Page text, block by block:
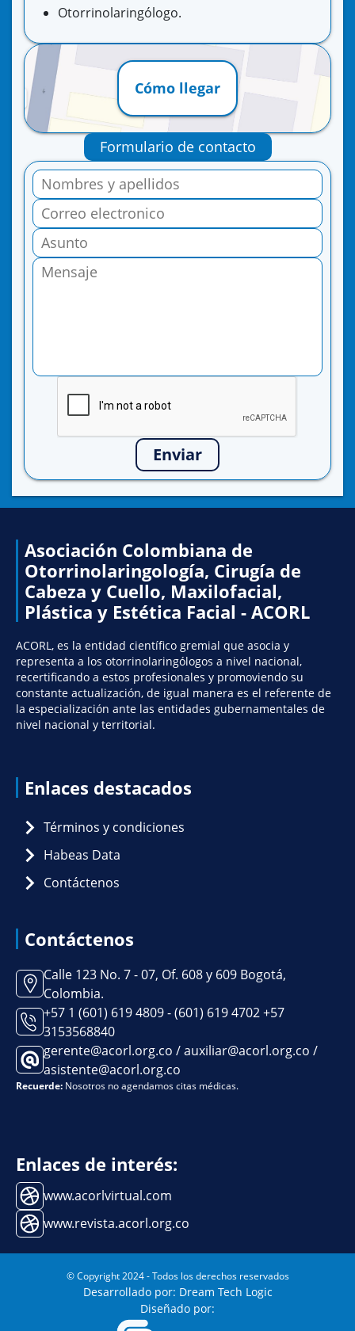
Otorrinolaringólogo.
Cómo llegar
Formulario de contacto
Enviar
Asociación Colombiana de
Otorrinolaringología, Cirugía de
Cabeza y Cuello, Maxilofacial,
Plástica y Estética Facial - ACORL
ACORL, es la entidad científico gremial que asocia y
representa a los otorrinolaringólogos a nivel nacional,
recertificando a estos profesionales y promoviendo su
constante actualización, de igual manera es el referente de
la especialización ante las entidades gubernamentales de
nivel nacional y territorial.
Enlaces destacados
Términos y condiciones
Habeas Data
Contáctenos
Contáctenos
Calle 123 No. 7 - 07, Of. 608 y 609 Bogotá,
Colombia.
+57 1 (601) 619 4809 - (601) 619 4702 +57
3153568840
gerente@acorl.org.co / auxiliar@acorl.org.co /
asistente@acorl.org.co
Recuerde: Nosotros no agendamos citas médicas.
Enlaces de interés:
www.acorlvirtual.com
www.revista.acorl.org.co
© Copyright 2024 - Todos los derechos reservados
Desarrollado por: Dream Tech Logic
Diseñado por: